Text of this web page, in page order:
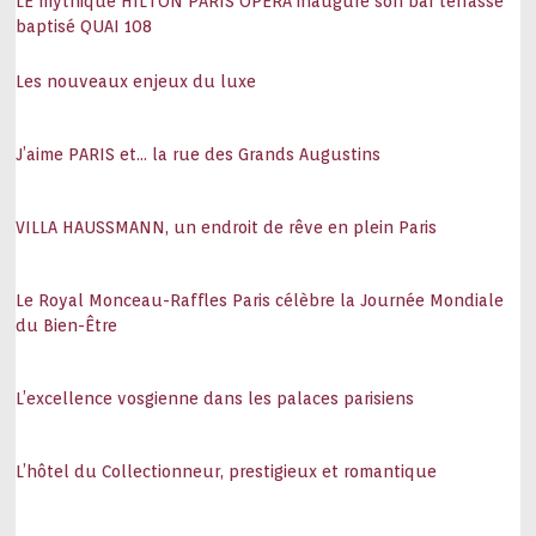
baptisé QUAI 108
Les nouveaux enjeux du luxe
J’aime PARIS et… la rue des Grands Augustins
VILLA HAUSSMANN, un endroit de rêve en plein Paris
Le Royal Monceau-Raffles Paris célèbre la Journée Mondiale
du Bien-Être
L’excellence vosgienne dans les palaces parisiens
L’hôtel du Collectionneur, prestigieux et romantique